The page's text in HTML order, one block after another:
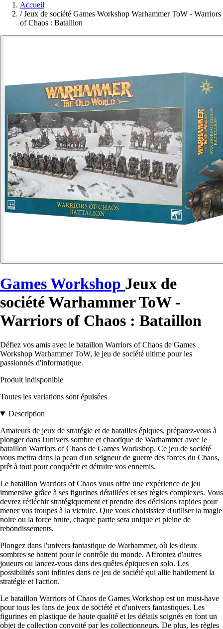
Accueil
/ Jeux de société Games Workshop Warhammer ToW - Warriors
of Chaos : Bataillon
Games Workshop Jeux de
société Warhammer ToW -
Warriors of Chaos : Bataillon
Défiez vos amis avec le bataillon Warriors of Chaos de Games
Workshop Warhammer ToW, le jeu de société ultime pour les
passionnés d'informatique.
Produit indisponible
Toutes les variations sont épuisées
Description
Amateurs de jeux de stratégie et de batailles épiques, préparez-vous à
plonger dans l'univers sombre et chaotique de Warhammer avec le
bataillon Warriors of Chaos de Games Workshop. Ce jeu de société
vous mettra dans la peau d'un seigneur de guerre des forces du Chaos,
prêt à tout pour conquérir et détruire vos ennemis.
Le bataillon Warriors of Chaos vous offre une expérience de jeu
immersive grâce à ses figurines détaillées et ses règles complexes. Vous
devrez réfléchir stratégiquement et prendre des décisions rapides pour
mener vos troupes à la victoire. Que vous choisissiez d'utiliser la magie
noire ou la force brute, chaque partie sera unique et pleine de
rebondissements.
Plongez dans l'univers fantastique de Warhammer, où les dieux
sombres se battent pour le contrôle du monde. Affrontez d'autres
joueurs ou lancez-vous dans des quêtes épiques en solo. Les
possibilités sont infinies dans ce jeu de société qui allie habilement la
stratégie et l'action.
Le bataillon Warriors of Chaos de Games Workshop est un must-have
pour tous les fans de jeux de société et d'univers fantastiques. Les
figurines en plastique de haute qualité et les détails soignés en font un
objet de collection convoité par les collectionneurs. De plus, les règles